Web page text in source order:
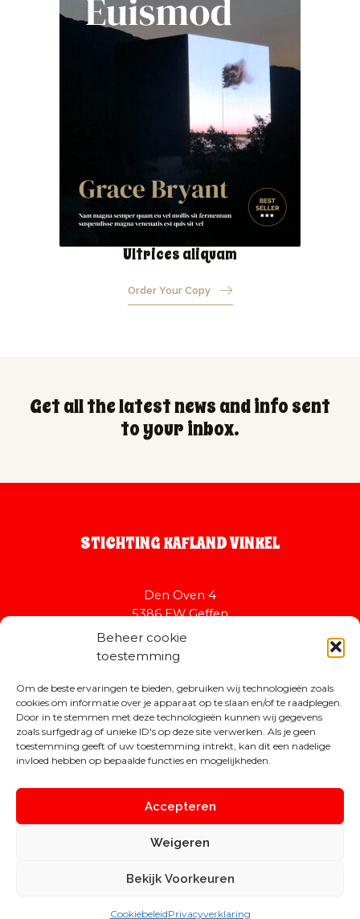
Beheer cookie
toestemming
Om de beste ervaringen te bieden, gebruiken wij technologieën zoals
cookies om informatie over je apparaat op te slaan en/of te raadplegen.
Door in te stemmen met deze technologieën kunnen wij gegevens
zoals surfgedrag of unieke ID's op deze site verwerken. Als je geen
toestemming geeft of uw toestemming intrekt, kan dit een nadelige
invloed hebben op bepaalde functies en mogelijkheden.
Accepteren
Weigeren
Bekijk Voorkeuren
CookiebeleidPrivacyverklaring
Ultrices aliquam
Order Your Copy
Get all the latest news and info sent
to your inbox.
STICHTING KAFLAND VINKEL
Den Oven 4
5386 EW Geffen
secretaris@kafland.nl
Kvk: 41081148
Rabobank: NL94RABO0154402575
Gehost door